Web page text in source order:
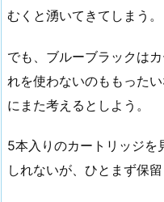
むくと湧いてきてしまう。
でも、ブルーブラックは
れを使わないのももった
にまた考えるとしよう。
5本入りのカートリッジを
しれないが、ひとまず保留